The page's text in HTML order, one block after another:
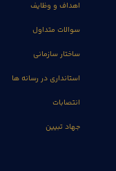
اهداف و وظایف
سوالات متداول
ساختار سازمانی
استانداری در رسانه ها
انتصابات
جهاد تبیین